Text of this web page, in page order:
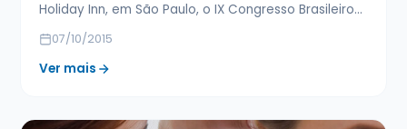
Holiday Inn, em São Paulo, o IX Congresso Brasileiro…
07/10/2015
Ver mais